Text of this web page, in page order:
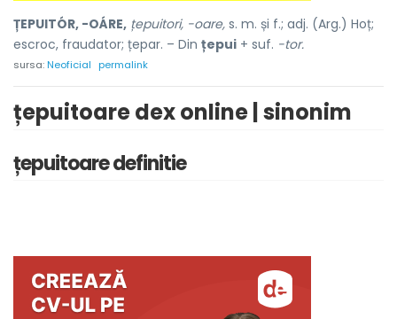
ȚEPUITÓR, -OÁRE, țepuitori, -oare, s. m. și f.; adj. (Arg.) Hoț;
escroc, fraudator; țepar. – Din țepui + suf. -tor.
sursa:Neoficial permalink
țepuitoare dex online | sinonim
țepuitoare definitie